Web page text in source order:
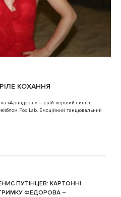
КОХАННЯ
«Арівідерчі» — свій перший сингл,
Fox Lab. Емоційний танцювальний
ПУТІНЦЕВ: КАРТОННІ
ФЕДОРОВА –